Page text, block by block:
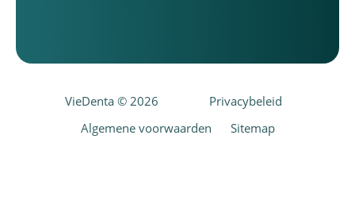
VieDenta © 2026
Privacybeleid
Algemene voorwaarden
Sitemap